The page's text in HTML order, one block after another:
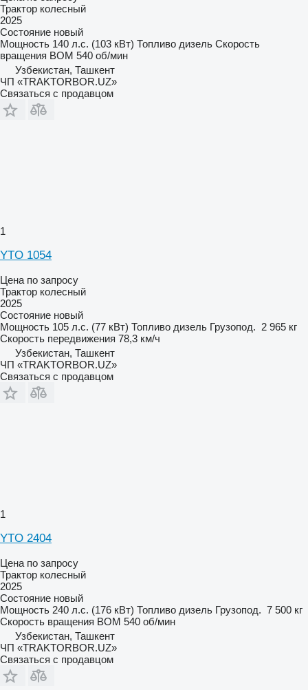
Трактор колесный
2025
Состояние новый
Мощность 140 л.с. (103 кВт) Топливо дизель Скорость
вращения ВОМ 540 об/мин
Узбекистан, Ташкент
ЧП «TRAKTORBOR.UZ»
Связаться с продавцом
1
YTO 1054
Цена по запросу
Трактор колесный
2025
Состояние новый
Мощность 105 л.с. (77 кВт) Топливо дизель Грузопод. 2 965 кг
Скорость передвижения 78,3 км/ч
Узбекистан, Ташкент
ЧП «TRAKTORBOR.UZ»
Связаться с продавцом
1
YTO 2404
Цена по запросу
Трактор колесный
2025
Состояние новый
Мощность 240 л.с. (176 кВт) Топливо дизель Грузопод. 7 500 кг
Скорость вращения ВОМ 540 об/мин
Узбекистан, Ташкент
ЧП «TRAKTORBOR.UZ»
Связаться с продавцом